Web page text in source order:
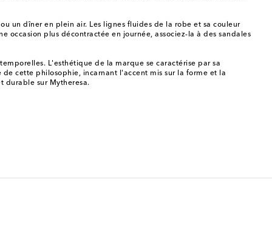
un dîner en plein air. Les lignes fluides de la robe et sa couleur
occasion plus décontractée en journée, associez-la à des sandales
L'esthétique de la marque se caractérise par sa
cette philosophie, incarnant l'accent mis sur la forme et la
durable sur Mytheresa.